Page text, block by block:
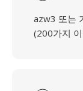
azw3 또는
(200가지